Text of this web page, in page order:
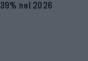
nel 2026